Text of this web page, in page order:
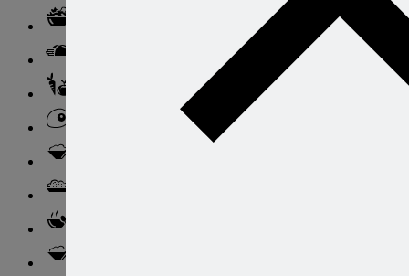
Блюда из овощей